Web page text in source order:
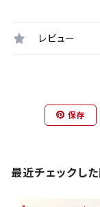
レビュー
保存
最近チェックし